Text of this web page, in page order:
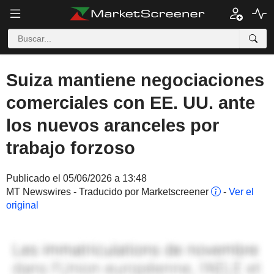
Suiza mantiene negociaciones
comerciales con EE. UU. ante
los nuevos aranceles por
trabajo forzoso
Publicado el 05/06/2026 a 13:48
MT Newswires - Traducido por Marketscreener
- Ver el
original